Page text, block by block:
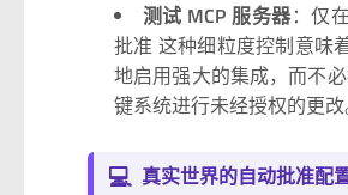
测试 MCP 服务器：仅
批准 这种细粒度控制意味
地启用强大的集成，而不
键系统进行未经授权的更改
💻 真实世界的自动批准配